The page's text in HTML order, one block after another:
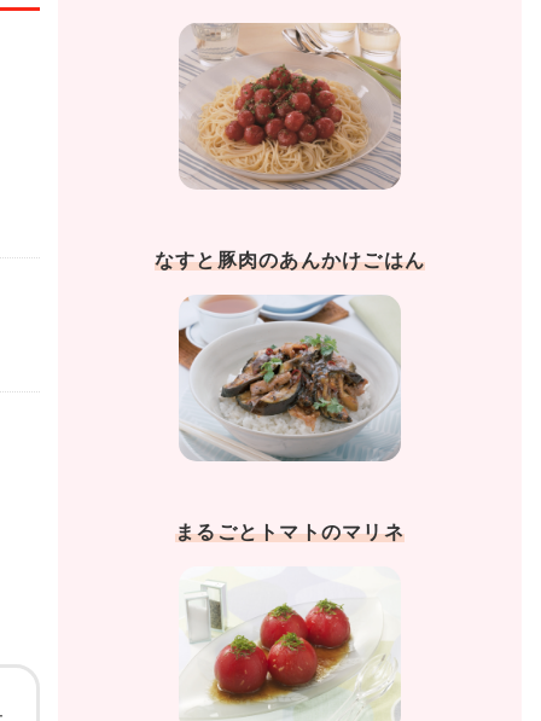
なすと豚肉のあんかけごはん
まるごとトマトのマリネ